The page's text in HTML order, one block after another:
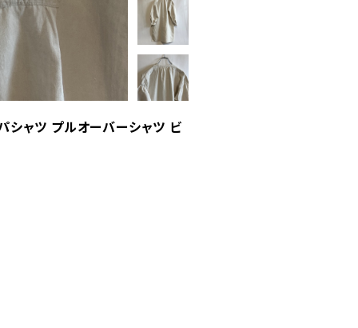
シャツ プルオーバーシャツ ビ